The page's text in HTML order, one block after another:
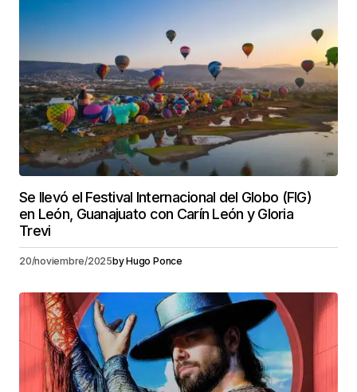
Se llevó el Festival Internacional del Globo (FIG)
en León, Guanajuato con Carín León y Gloria
Trevi
20/noviembre/2025byHugo Ponce